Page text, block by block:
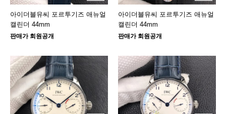
아이더블유씨 포르투기즈 애뉴얼
캘린더 44mm
판매가 회원공개
아이더블유씨 포르투기즈 애뉴얼
캘린더 44mm
판매가 회원공개